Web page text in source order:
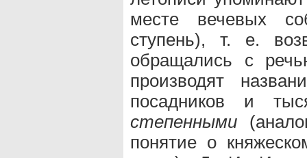
месте вечевых
ступень), т. е.
обращались с
производят
посадников и
степенными
понятие о